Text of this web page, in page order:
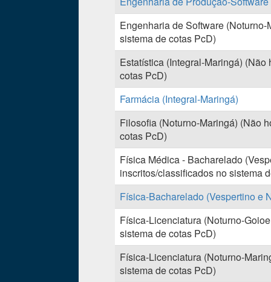
Engenharia de Software
sistema de cotas PcD)
Estatística (Integral-Maringá)
cotas PcD)
Farmácia (Integral-Maringá)
Filosofia (Noturno-Maringá) (Não
cotas PcD)
Física Médica - Bacharelado
inscritos/classificados no sistema
Física-Bacharelado (Vespertino e
Física-Licenciatura (Noturno-
sistema de cotas PcD)
Física-Licenciatura (Noturno-
sistema de cotas PcD)